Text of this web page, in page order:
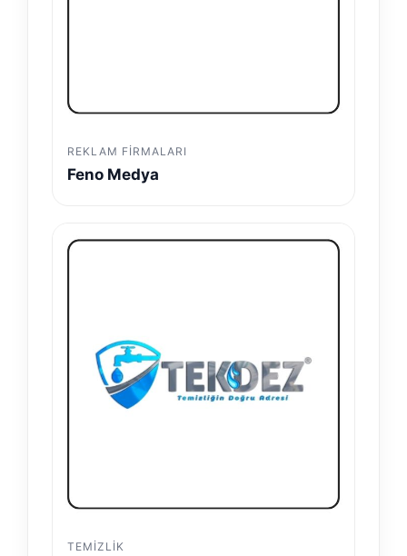
REKLAM FIRMALARI
Feno Medya
TEMIZLIK